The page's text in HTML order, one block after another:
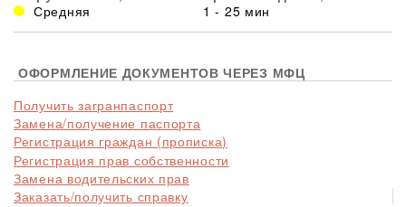
Средняя
1 - 25 мин
ОФОРМЛЕНИЕ ДОКУМЕНТОВ ЧЕРЕЗ МФЦ
Получить загранпаспорт
Замена/получение паспорта
Регистрация граждан (прописка)
Регистрация прав собственности
Замена водительских прав
Заказать/получить справку